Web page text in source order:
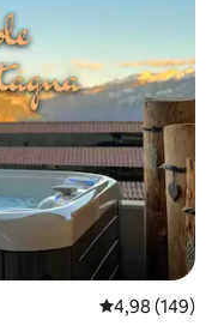
Prosječna
4,98 (149)